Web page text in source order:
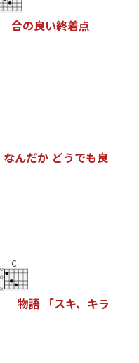
合の良い終着点
なんだか どうでも良
C
物語 「スキ、 キラ